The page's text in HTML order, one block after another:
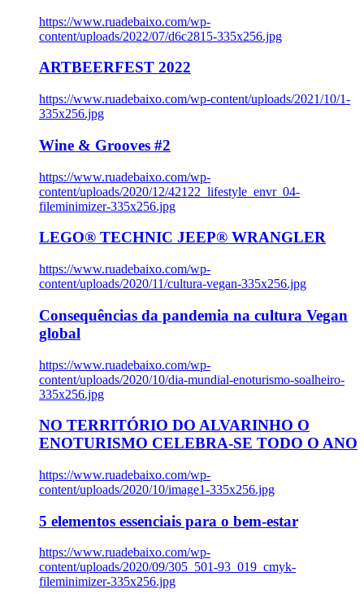
https://www.ruadebaixo.com/wp-
content/uploads/2022/07/d6c2815-335x256.jpg
ARTBEERFEST 2022
https://www.ruadebaixo.com/wp-content/uploads/2021/10/1-
335x256.jpg
Wine & Grooves #2
https://www.ruadebaixo.com/wp-
content/uploads/2020/12/42122_lifestyle_envr_04-
fileminimizer-335x256.jpg
LEGO® TECHNIC JEEP® WRANGLER
https://www.ruadebaixo.com/wp-
content/uploads/2020/11/cultura-vegan-335x256.jpg
Consequências da pandemia na cultura Vegan
global
https://www.ruadebaixo.com/wp-
content/uploads/2020/10/dia-mundial-enoturismo-soalheiro-
335x256.jpg
NO TERRITÓRIO DO ALVARINHO O
ENOTURISMO CELEBRA-SE TODO O ANO
https://www.ruadebaixo.com/wp-
content/uploads/2020/10/image1-335x256.jpg
5 elementos essenciais para o bem-estar
https://www.ruadebaixo.com/wp-
content/uploads/2020/09/305_501-93_019_cmyk-
fileminimizer-335x256.jpg